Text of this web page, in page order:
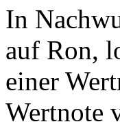
In
auf Ron,
einer
Wertnote